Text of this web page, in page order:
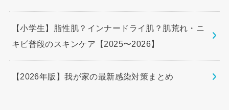
【小学生】脂性肌？インナードライ肌？肌荒れ・ニ
キビ普段のスキンケア【2025〜2026】
【2026年版】我が家の最新感染対策まとめ